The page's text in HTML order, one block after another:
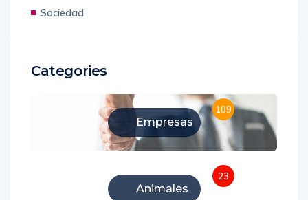
Sociedad
Categories
Empresas
109
Animales
23